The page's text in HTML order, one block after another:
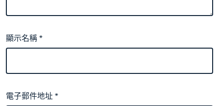
顯示名稱*
電子郵件地址*